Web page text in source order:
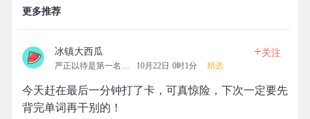
更多推荐
冰镇大西瓜
严正以待是第一名的拓团 10月22日 0时1分 精选
+关注
今天赶在最后一分钟打了卡，可真惊险，下次一定要先
背完单词再干别的！